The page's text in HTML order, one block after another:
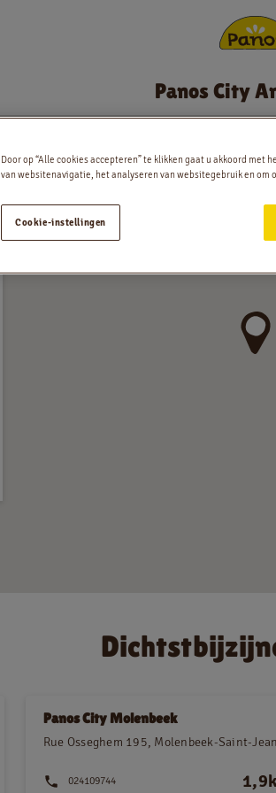
App
Cookie
Panos City
Panos City Molenbeek
Rue Osseghem 195, Molenbeek-Saint-Jean
024109744
Door op “Alle cookies accepteren” te klikken gaat u akkoord
van websitenavigatie, het analyseren van websitegebruik en om
Cookie-instellingen